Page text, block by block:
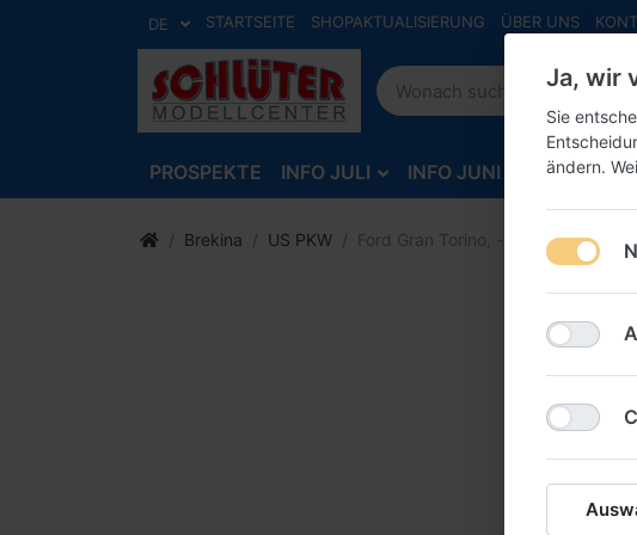
DE STARTSEITE SHOPAKTUALISIERUNG ÜBER UNS
PROSPEKTE INFO JULI INFO JUNI INFO MAI
Brekina US PKW Ford Gran Torino, -silber/schwarz-
Ja, wir
Sie
ändern.